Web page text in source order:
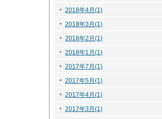
2018年4月(1)
2018年3月(1)
2018年2月(1)
2018年1月(1)
2017年7月(1)
2017年5月(1)
2017年4月(1)
2017年3月(1)